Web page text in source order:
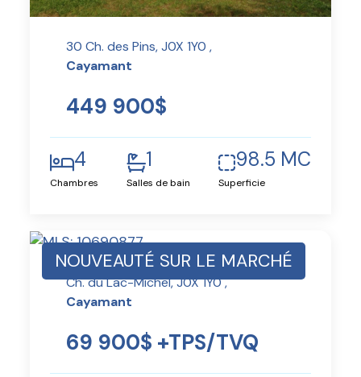
30 Ch. des Pins, J0X 1Y0 ,
Cayamant
449 900$
4
Chambres
1
Salles de bain
98.5 MC
Superficie
NOUVEAUTÉ SUR LE MARCHÉ
Ch. du Lac-Michel, J0X 1Y0 ,
Cayamant
69 900$ +TPS/TVQ